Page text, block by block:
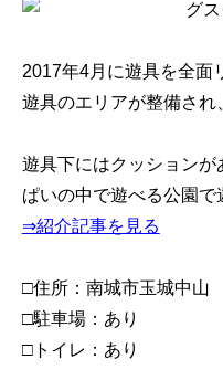
2017年4月に遊具を全面
遊具のエリアが整備され
遊具下にはクッションが
ぱいの中で遊べる公園で
⇒紹介記事を見る
□住所：南城市玉城中山
□駐車場：あり
□トイレ：あり